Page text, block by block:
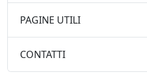
PAGINE UTILI
CONTATTI